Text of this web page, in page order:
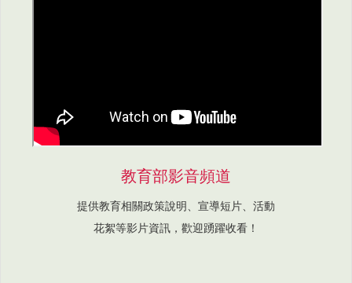
教育部影音頻道
提供教育相關政策說明、宣導短片、活動
花絮等影片資訊，歡迎踴躍收看！